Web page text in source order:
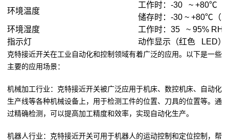
环境温度
工作时：-30 ~ +80℃（
储存时：-30 ~ +80℃（
环境湿度
工作时：35 ~ 95% RH
指示灯
动作显示（红色 LED）
克特接近开关在工业自动化和控制领域有着广泛的应用。以下是一些
主要的应用场景：
机械加工行业：克特接近开关被广泛应用于机床、数控机床、自动化
生产线等各种机械设备上，用于检测工件的位置、刀具的位置等。通
过精确检测，可以提高加工精度和效率，实现自动化生产。
机器人行业：克特接近开关可用于机器人的运动控制和定位控制，帮